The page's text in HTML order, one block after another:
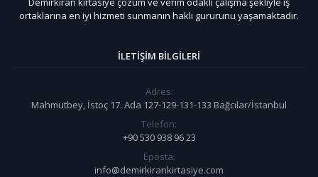
ortaklarına en iyi hizmeti sunmanın haklı gururunu yaşamaktadır.
İLETIŞIM BILGILERI
Adres:
Mahmutbey, İstoç 17. Ada 127-129-131-133 Bağcılar/İstanbul
Telefon:
+90 530 938 96 23
Eposta:
info@demirkirankirtasiye.com